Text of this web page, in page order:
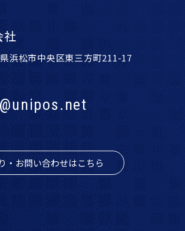
社
浜松市中央区東三方町211-17
・お問い合わせはこちら